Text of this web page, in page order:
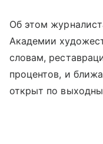
Об этом
Академии
словам,
процентов, и
открыт по